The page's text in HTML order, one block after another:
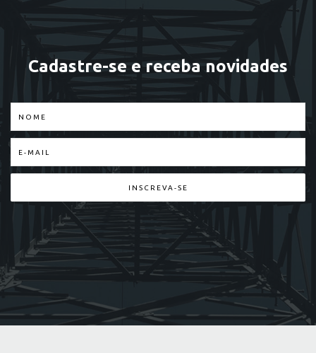
Cadastre-se e receba novidades